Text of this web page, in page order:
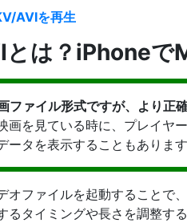
AVIを再生
は？iPhoneで
ファイル形式ですが、より正
画を見ている時に、プレイヤ
ータを表示することもあります
オファイルを起動することで
るタイミングや長さを調整す